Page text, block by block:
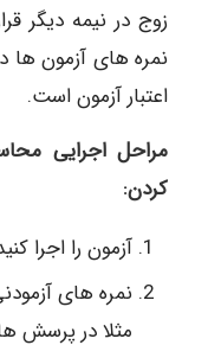
زوج در نیمه دیگر
نمره های آزمون ها
اعتبار آزمون است.
مراحل اجرایی
کردن:
آزمون را اجرا
نمره های
مثلا در پرسش